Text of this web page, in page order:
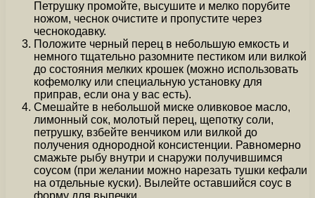
Петрушку промойте, высушите и мелко порубите
ножом, чеснок очистите и пропустите через
чеснокодавку.
Положите черный перец в небольшую емкость и
немного тщательно разомните пестиком или вилкой
до состояния мелких крошек (можно использовать
кофемолку или специальную установку для
приправ, если она у вас есть).
Смешайте в небольшой миске оливковое масло,
лимонный сок, молотый перец, щепотку соли,
петрушку, взбейте венчиком или вилкой до
получения однородной консистенции. Равномерно
смажьте рыбу внутри и снаружи получившимся
соусом (при желании можно нарезать тушки кефали
на отдельные куски). Вылейте оставшийся соус в